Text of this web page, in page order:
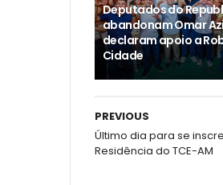
Deputados do
abandonam Omar
declaram apoio a
Cidade
PREVIOUS
Último dia para se
Residência do TCE-AM